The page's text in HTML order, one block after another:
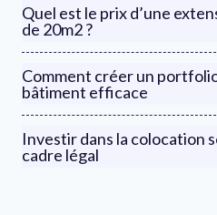
Quel est le prix d’une
de 20m2 ?
Comment créer un
bâtiment efficace
Investir dans la colocation
cadre légal